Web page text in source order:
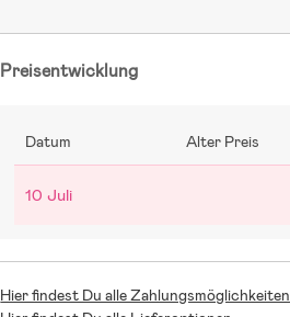
Preisentwicklung
Datum Alter Preis
10 Juli
Hier findest Du alle Zahlungsmöglichkeiten